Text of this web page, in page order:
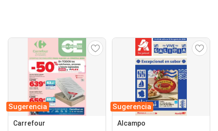
Sugerencia
Carrefour
Sugerencia
Alcampo